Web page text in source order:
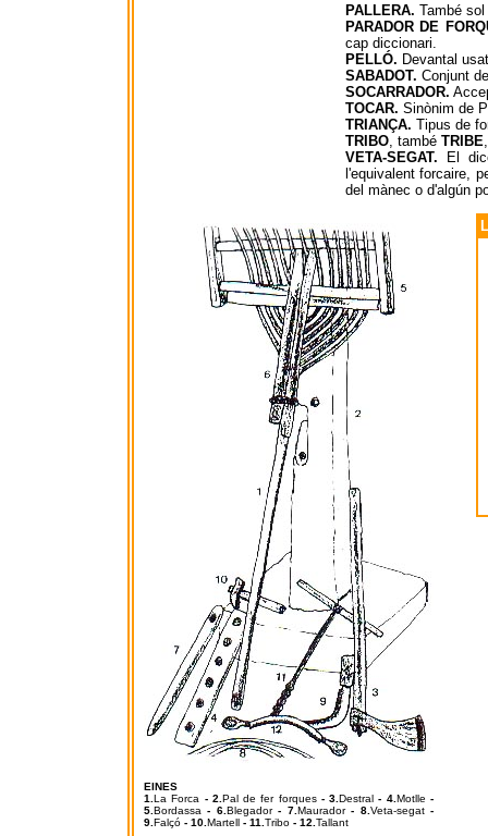
PALLERA. També
PARADOR DE
cap diccionari.
PELLÓ. Devantal
SABADOT. Conjunt
SOCARRADOR.
TOCAR. Sinònim de
TRIANÇA. Tipus de
TRIBO, també TRIBE
VETA-SEGAT. El
l'equivalent forcaire,
del mànec o d'algún
EINES
1. La Forca - 2. Pal de fer forques- 3.Destral - 4. Motlle -
5. Bordassa - 6. Blegador- 7. Maurador- 8. Veta-segat-
9. Falçó - 10. Martell - 11. Tribo - 12. Tallant